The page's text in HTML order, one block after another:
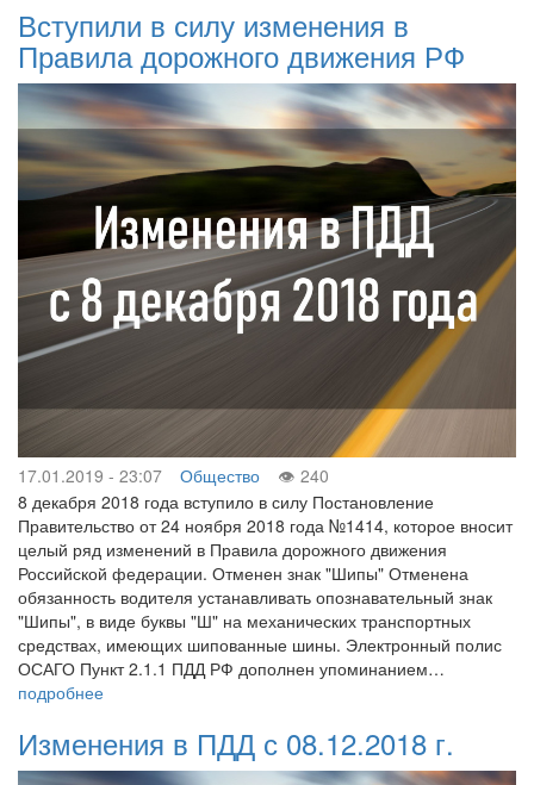
Вступили в силу изменения в
Правила дорожного движения РФ
17.01.2019 - 23:07 Общество
240
8 декабря 2018 года вступило в силу Постановление
Правительство от 24 ноября 2018 года №1414, которое вносит
целый ряд изменений в Правила дорожного движения
Российской федерации. Отменен знак "Шипы" Отменена
обязанность водителя устанавливать опознавательный знак
"Шипы", в виде буквы "Ш" на механических транспортных
средствах, имеющих шипованные шины. Электронный полис
ОСАГО Пункт 2.1.1 ПДД РФ дополнен упоминанием…
подробнее
Изменения в ПДД с 08.12.2018 г.